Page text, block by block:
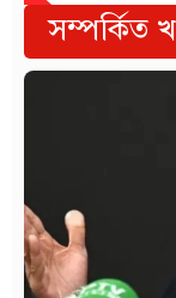
সম্পর্কিত